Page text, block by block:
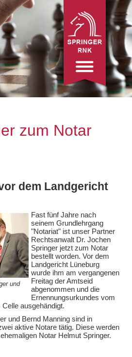
zum Notar
dem Landgericht
und
Fast fünf Jahre nach
seinem Grundlehrgang
"Notariat" ist unser Partner
Rechtsanwalt Dr. Jochen
Springer jetzt zum Notar
bestellt worden. Vor dem
Landgericht Lüneburg
wurde ihm am vergangenen
Freitag der Amtseid
abgenommen und die
Ernennungsurkundes vom
ausgehändigt.
und Bernd Manning sind in
aktive Notare tätig. Diese werden
Notar Helmut Springer.